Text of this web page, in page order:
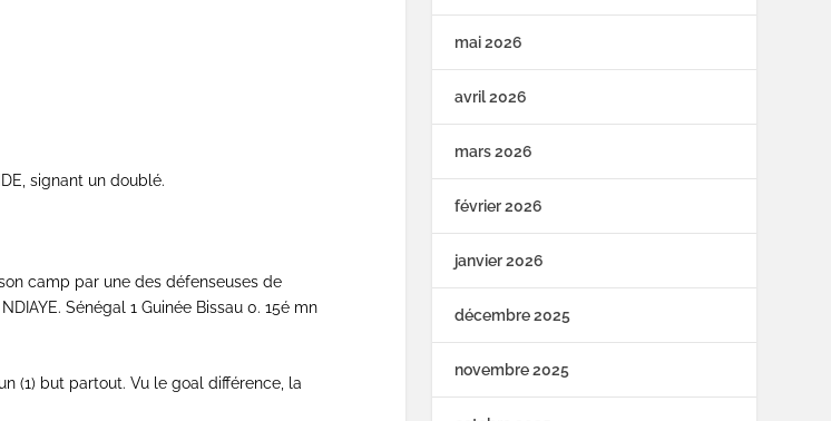
signant un doublé.
camp par une des défenseuses de
Sénégal 1 Guinée Bissau 0. 15é mn
(1) but partout. Vu le goal différence, la
mai 2026
avril 2026
mars 2026
février 2026
janvier 2026
décembre 2025
novembre 2025